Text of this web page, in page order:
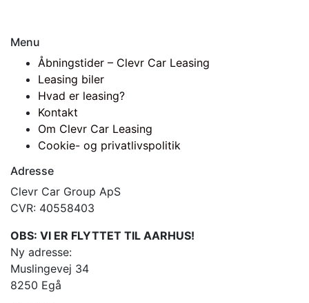
Menu
Åbningstider – Clevr Car Leasing
Leasing biler
Hvad er leasing?
Kontakt
Om Clevr Car Leasing
Cookie- og privatlivspolitik
Adresse
Clevr Car Group ApS
CVR: 40558403
OBS: VI ER FLYTTET TIL AARHUS!
Ny adresse:
Muslingevej 34
8250 Egå